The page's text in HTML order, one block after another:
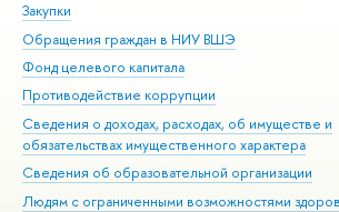
Закупки
Обращения граждан в НИУ ВШЭ
Фонд целевого капитала
Противодействие коррупции
Сведения о доходах, расходах, об имуществе и
обязательствах имущественного характера
Сведения об образовательной организации
Людям с ограниченными возможностями